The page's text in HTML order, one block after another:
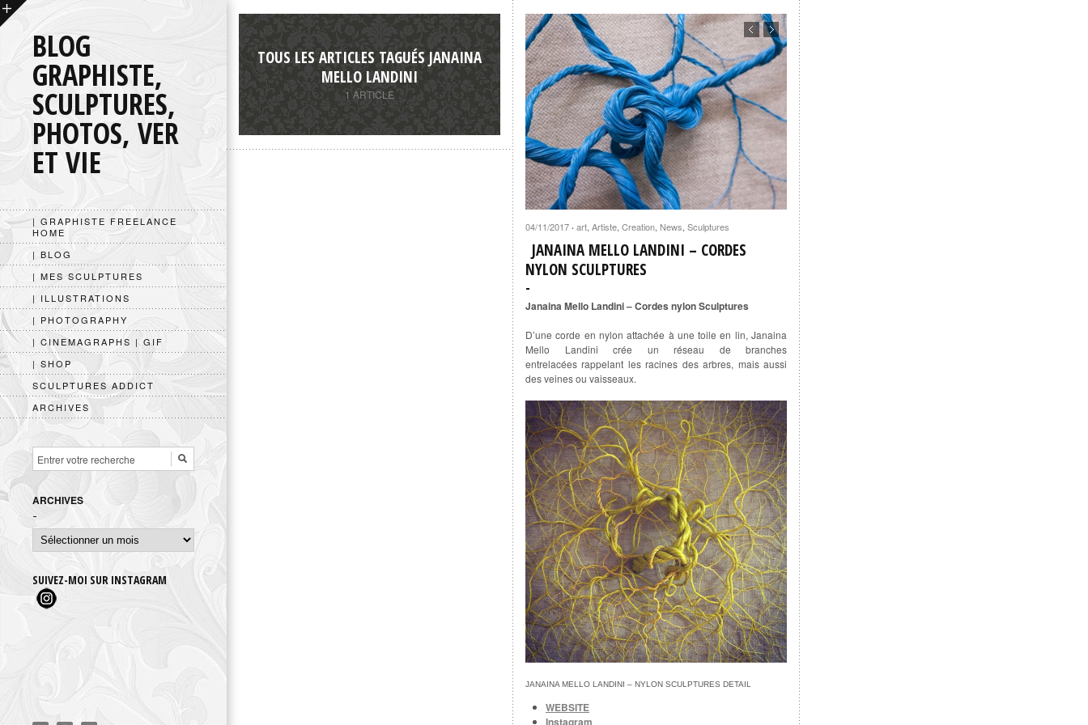
BLOG
GRAPHISTE,
SCULPTURES,
PHOTOS, VER
ET VIE
| GRAPHISTE FREELANCE
HOME
| BLOG
| MES SCULPTURES
| ILLUSTRATIONS
| PHOTOGRAPHY
| CINEMAGRAPHS | GIF
| SHOP
SCULPTURES ADDICT
ARCHIVES
ARCHIVES
Archives
SUIVEZ-MOI SUR INSTAGRAM
TOUS LES ARTICLES TAGUÉS JANAINA
MELLO LANDINI
1 ARTICLE
04/11/2017 · art, Artiste, Creation, News, Sculptures
JANAINA MELLO LANDINI – CORDES
NYLON SCULPTURES
Janaina Mello Landini – Cordes nylon Sculptures
D’une corde en nylon attachée à une toile en lin, Janaina
Mello Landini crée un réseau de branches
entrelacées rappelant les racines des arbres, mais aussi
des veines ou vaisseaux.
JANAINA MELLO LANDINI – NYLON SCULPTURES DETAIL
WEBSITE
Instagram